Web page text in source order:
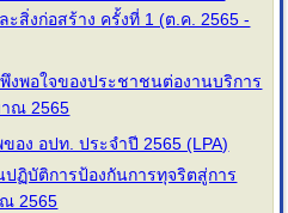
สิ่งก่อสร้าง ครั้งที่ 1 (ต.ค. 2565 -
งพอใจของประชาชนต่องานบริการ
ณ 2565
อง อปท. ประจำปี 2565 (LPA)
ฏิบัติการป้องกันการทุจริตสู่การ
2565